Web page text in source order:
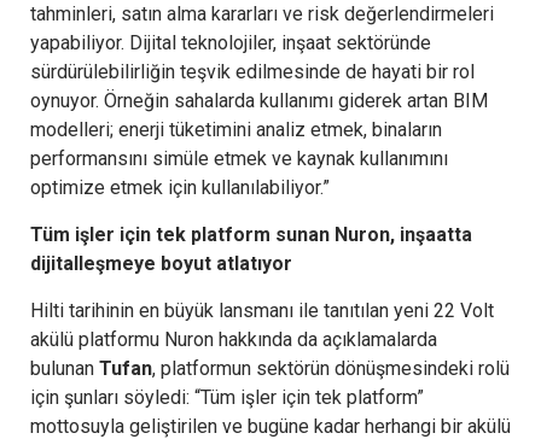
tahminleri, satın alma kararları ve risk değerlendirmeleri
yapabiliyor. Dijital teknolojiler, inşaat sektöründe
sürdürülebilirliğin teşvik edilmesinde de hayati bir rol
oynuyor. Örneğin sahalarda kullanımı giderek artan BIM
modelleri; enerji tüketimini analiz etmek, binaların
performansını simüle etmek ve kaynak kullanımını
optimize etmek için kullanılabiliyor.”
Tüm işler için tek platform sunan Nuron, inşaatta
dijitalleşmeye boyut atlatıyor
Hilti tarihinin en büyük lansmanı ile tanıtılan yeni 22 Volt
akülü platformu Nuron hakkında da açıklamalarda
bulunan Tufan, platformun sektörün dönüşmesindeki rolü
için şunları söyledi: “Tüm işler için tek platform”
mottosuyla geliştirilen ve bugüne kadar herhangi bir akülü